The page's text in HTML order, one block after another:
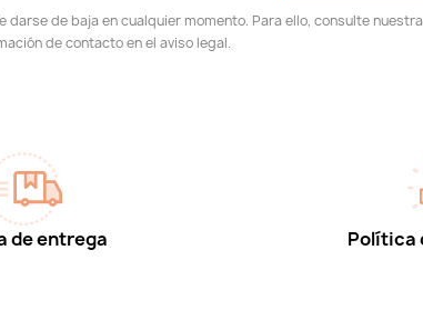
darse de baja en cualquier momento. Para ello, consulte nuestra
de contacto en el aviso legal.
de entrega Política